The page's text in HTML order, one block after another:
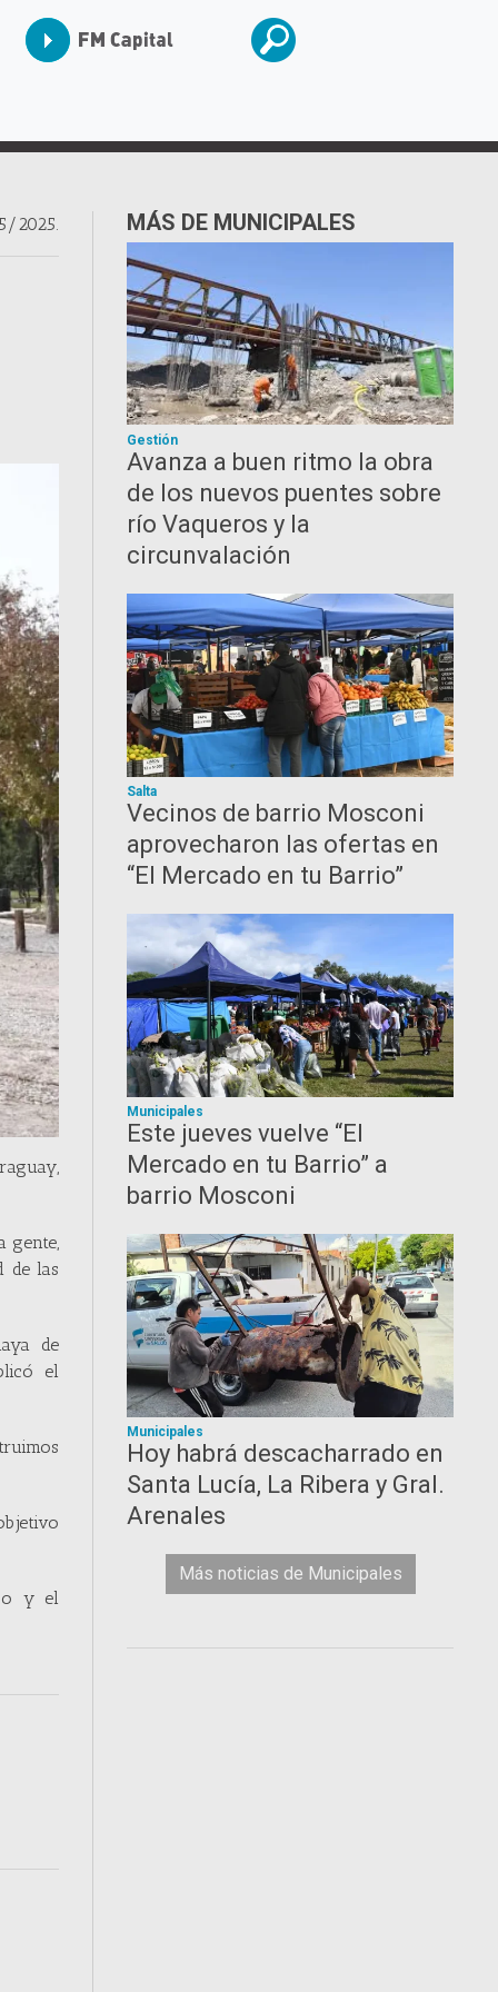
2025.
gente,
de las
de
el
y el
MÁS DE MUNICIPALES
Gestión
Avanza a buen ritmo la obra
de los nuevos puentes sobre
río Vaqueros y la
circunvalación
Salta
Vecinos de barrio Mosconi
aprovecharon las ofertas en
“El Mercado en tu Barrio”
Municipales
Este jueves vuelve “El
Mercado en tu Barrio” a
barrio Mosconi
Municipales
Hoy habrá descacharrado en
Santa Lucía, La Ribera y Gral.
Arenales
Más noticias de Municipales